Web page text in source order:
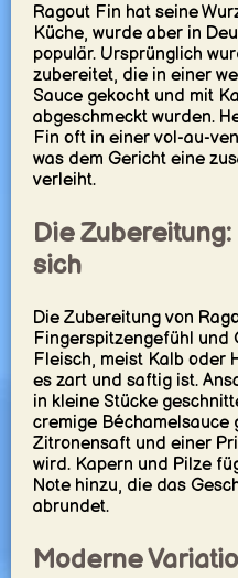
Ragout Fin hat seine
Küche, wurde aber in
populär. Ursprünglich
zubereitet, die in einer
Sauce gekocht und mit
abgeschmeckt wurden.
Fin oft in einer vol-au-
was dem Gericht eine
verleiht.
Die
sich
Die Zubereitung von
Fingerspitzengefühl und
Fleisch, meist Kalb oder
es zart und saftig ist.
in kleine Stücke
cremige Béchamelsauce
Zitronensaft und einer
wird. Kapern und Pilze
Note hinzu, die das
abrundet.
Moderne